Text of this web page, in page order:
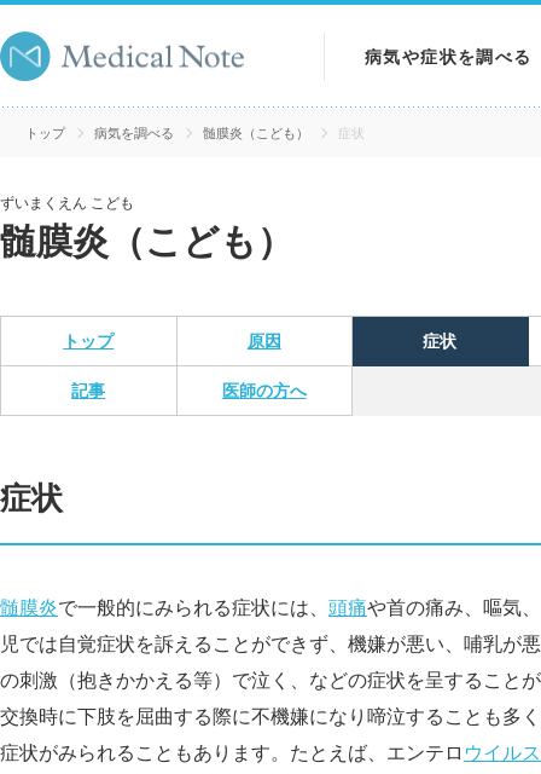
病気や症状を調べる
病気を調べる
トップ 病気を調べる 髄膜炎（こども） 症状
ずいまくえん こども
髄膜炎（こども）
トップ 原因 症状
記事 医師の方へ
症状
髄膜炎で一般的にみられる症状には、 頭痛や首の痛み、嘔気
児では自覚症状を訴えることができず、機嫌が悪い、哺乳が
の刺激（抱きかかえる等）で泣く、などの症状を呈すること
交換時に下肢を屈曲する際に不機嫌になり啼泣することも多
症状がみられることもあります。たとえば、エンテロ ウイルス